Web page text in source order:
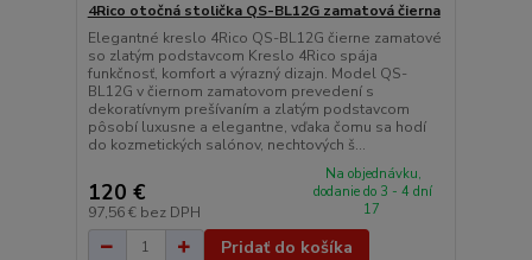
4Rico otočná stolička QS-BL12G zamatová čierna
Elegantné kreslo 4Rico QS-BL12G čierne zamatové
so zlatým podstavcom Kreslo 4Rico spája
funkčnosť, komfort a výrazný dizajn. Model QS-
BL12G v čiernom zamatovom prevedení s
dekoratívnym prešívaním a zlatým podstavcom
pôsobí luxusne a elegantne, vďaka čomu sa hodí
do kozmetických salónov, nechtových š...
120 €
97,56 € bez DPH
Na objednávku,
dodanie do 3 - 4 dní
17
Pridať do košíka